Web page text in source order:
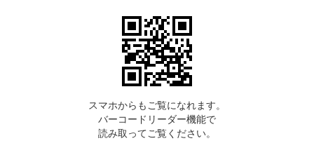
スマホからもご覧になれます。
バーコードリーダー機能で
読み取ってご覧ください。